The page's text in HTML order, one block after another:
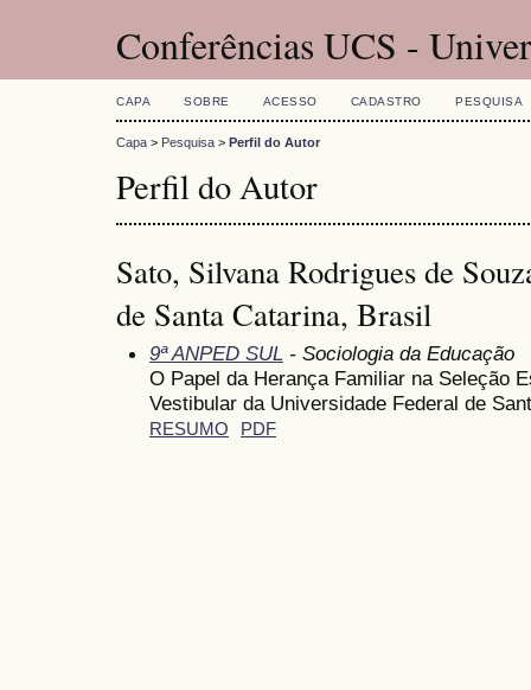
Conferências UCS -
CAPA SOBRE ACESSO CADASTRO PESQUISA
Capa > Pesquisa > Perfil do Autor
Perfil do Autor
Sato, Silvana Rodrigues de
de Santa Catarina, Brasil
9ª ANPED SUL - Sociologia da Educação
O Papel da Herança Familiar na Seleção
Vestibular da Universidade Federal de
RESUMO PDF